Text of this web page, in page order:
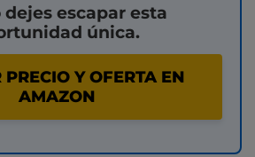
dejes escapar esta
única.
PRECIO Y OFERTA EN
AMAZON